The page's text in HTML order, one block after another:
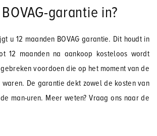
garantie in?
u 12 maanden BOVAG garantie. Dit houdt in
12 maanden na aankoop kosteloos wordt
voordoen die op het moment van de
De garantie dekt zowel de kosten van
man-uren. Meer weten? Vraag ons naar de